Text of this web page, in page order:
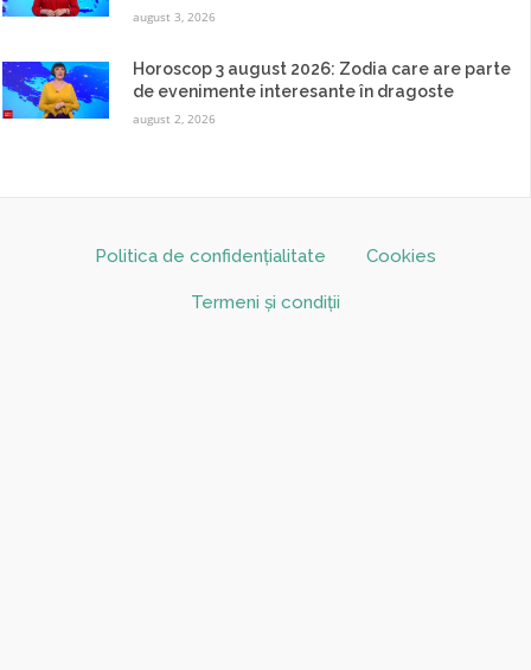
august 3, 2026
Horoscop 3 august 2026: Zodia care are parte
de evenimente interesante în dragoste
august 2, 2026
Politica de confidențialitate Cookies
Termeni și condiții